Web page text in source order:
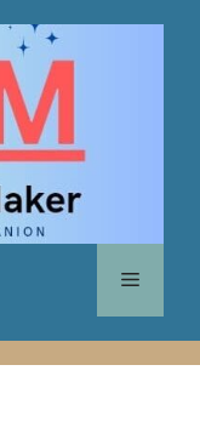
Menu